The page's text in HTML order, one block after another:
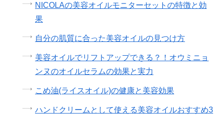
NICOLAの美容オイルモニターセットの特徴と効
果
自分の肌質に合った美容オイルの見つけ方
美容オイルでリフトアップできる？！オウミニョ
ンヌのオイルセラムの効果と実力
こめ油(ライスオイル)の健康と美容効果
ハンドクリームとして使える美容オイルおすすめ3